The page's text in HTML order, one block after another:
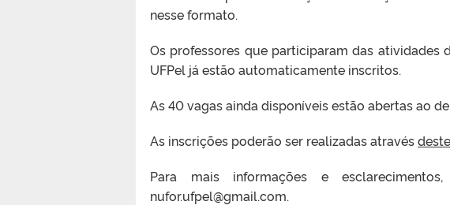
nesse formato.
Os professores que participaram das atividades
UFPel já estão automaticamente inscritos.
As 40 vagas ainda disponíveis estão abertas ao
As inscrições poderão ser realizadas através
Para mais informações e
nufor.ufpel@gmail.com.